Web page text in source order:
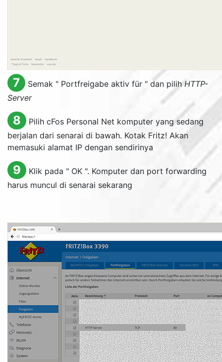
7 Semak " Portfreigabe aktiv für" dan pilihHTTP-
Server
8
Pilih cFos Personal Net komputer yang sedang
berjalan dari senarai di bawah. Kotak Fritz! Akan
memasuki alamat IP dengan sendirinya
9 Klik pada " OK". Komputer dan port forwarding
harus muncul di senarai sekarang